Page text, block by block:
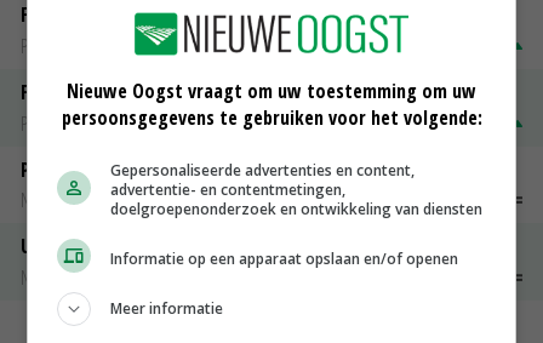
Fontane
PotatoNL
€ 15,00
Fritesgeschikt NL Du Be
PotatoNL
€ 15,00~ € 23,00
Peen
Noteringen
€ 26,00~ € 33,00
Uien Middenmeer Geel 30-60% grof
Noteringen
Nieuwe Oogst vraagt om uw toestemming om uw
persoonsgegevens te gebruiken voor het volgende:
Gepersonaliseerde advertenties en content,
advertentie- en contentmetingen,
doelgroepenonderzoek en ontwikkeling van diensten
Informatie op een apparaat opslaan en/of openen
Meer informatie